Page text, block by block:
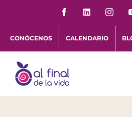
contenido
FacebookLinkedIn
CONÓCENOS CALENDARIO